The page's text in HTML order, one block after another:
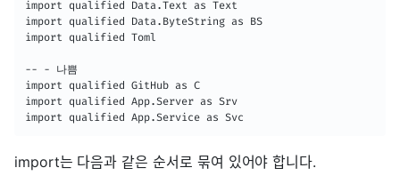
import qualified Data.Text as Text
import qualified Data.ByteString as BS
import qualified Toml
-- - 나쁨
import qualified GitHub as C
import qualified App.Server as Srv
import qualified App.Service as Svc
import는 다음과 같은 순서로 묶여 있어야 합니다.